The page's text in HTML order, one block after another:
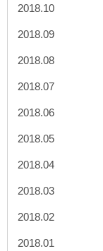
2018.10
2018.09
2018.08
2018.07
2018.06
2018.05
2018.04
2018.03
2018.02
2018.01